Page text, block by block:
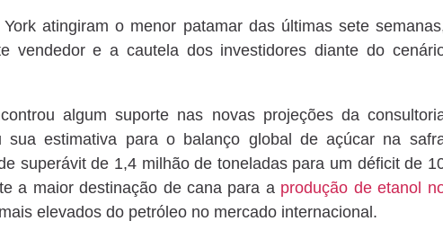
atingiram o menor patamar das últimas sete
vendedor e a cautela dos investidores diante do
algum suporte nas novas projeções da
sua estimativa para o balanço global de açúcar na
superávit de 1,4 milhão de toneladas para um déficit de
a maior destinação de cana para a produção de etanol
elevados do petróleo no mercado internacional.